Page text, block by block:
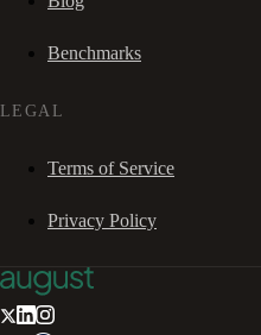
Benchmarks
LEGAL
Terms of Service
Privacy Policy